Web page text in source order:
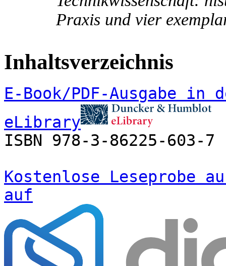
Praxis und vier
Inhaltsverzeichnis
E-Book/PDF-Ausgabe in
eLibrary
ISBN 978-3-86225-603-7
Kostenlose Leseprobe
auf